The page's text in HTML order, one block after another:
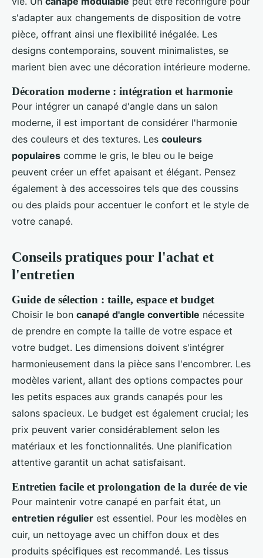
s'adapter aux changements de disposition de votre
pièce, offrant ainsi une flexibilité inégalée. Les
designs contemporains, souvent minimalistes, se
marient bien avec une décoration intérieure moderne.
Décoration moderne : intégration et harmonie
Pour intégrer un canapé d'angle dans un salon
moderne, il est important de considérer l'harmonie
des couleurs et des textures. Les couleurs
populaires comme le gris, le bleu ou le beige
peuvent créer un effet apaisant et élégant. Pensez
également à des accessoires tels que des coussins
ou des plaids pour accentuer le confort et le style de
votre canapé.
Conseils pratiques pour l'achat et
l'entretien
Guide de sélection : taille, espace et budget
Choisir le bon canapé d'angle convertible nécessite
de prendre en compte la taille de votre espace et
votre budget. Les dimensions doivent s'intégrer
harmonieusement dans la pièce sans l'encombrer. Les
modèles varient, allant des options compactes pour
les petits espaces aux grands canapés pour les
salons spacieux. Le budget est également crucial; les
prix peuvent varier considérablement selon les
matériaux et les fonctionnalités. Une planification
attentive garantit un achat satisfaisant.
Entretien facile et prolongation de la durée de vie
Pour maintenir votre canapé en parfait état, un
entretien régulier est essentiel. Pour les modèles en
cuir, un nettoyage avec un chiffon doux et des
produits spécifiques est recommandé. Les tissus